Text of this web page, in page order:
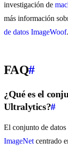
investigación de
más información
de datos ImageWoof.
FAQ#
¿Qué es el
Ultralytics?#
El conjunto de datos
ImageNet centrado